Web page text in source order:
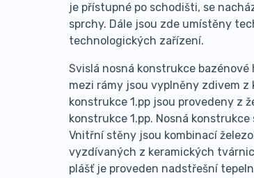
je přístupné po schodišti, se
sprchy. Dále jsou zde umístěny
technologických zařízení.
Svislá nosná konstrukce
mezi rámy jsou vyplněny zdivem
konstrukce 1.pp jsou provedeny z
konstrukce 1.pp. Nosná
Vnitřní stěny jsou kombinací
vyzdívaných z keramických
plášť je proveden nadstřešní